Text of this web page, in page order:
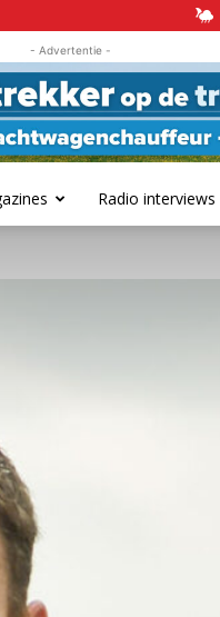
- Advertentie -
Radio interviews